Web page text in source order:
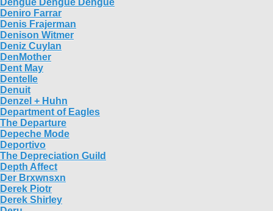
Deniro Farrar
Denis Frajerman
Denison Witmer
Deniz Cuylan
DenMother
Dent May
Dentelle
Denuit
Denzel + Huhn
Department of Eagles
The Departure
Depeche Mode
Deportivo
The Depreciation Guild
Depth Affect
Der Brxwnsxn
Derek Piotr
Derek Shirley